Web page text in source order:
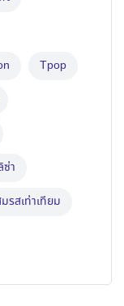
Tpop
ซ่า
รสเท่าเทียม